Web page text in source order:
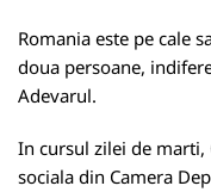
Romania este pe cale
doua persoane,
Adevarul.
In cursul zilei de
sociala din Camera